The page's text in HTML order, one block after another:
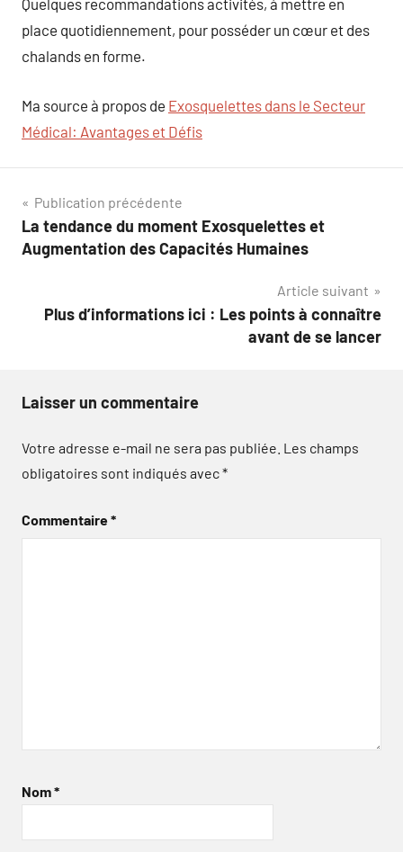
Quelques recommandations activités, à mettre en
place quotidiennement, pour posséder un cœur et des
chalands en forme.
Ma source à propos de Exosquelettes dans le Secteur
Médical: Avantages et Défis
Navigation
de
Publication précédente
La tendance du moment Exosquelettes et
Augmentation des Capacités Humaines
Article suivant
Plus d’informations ici : Les points à connaître
avant de se lancer
Laisser un commentaire
Votre adresse e-mail ne sera pas publiée. Les champs
obligatoires sont indiqués avec*
Commentaire*
Nom*